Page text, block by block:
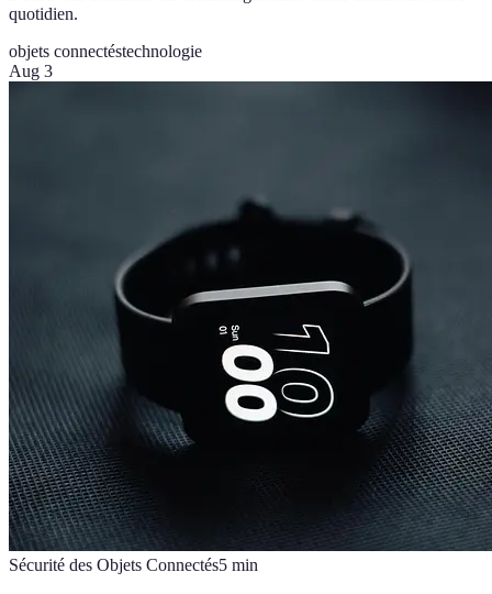
quotidien.
objets connectéstechnologie
Aug 3
Sécurité des Objets Connectés5 min